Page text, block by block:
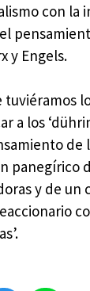
con la
y Engels.
tuviéramos
a los
de
panegírico
y de un